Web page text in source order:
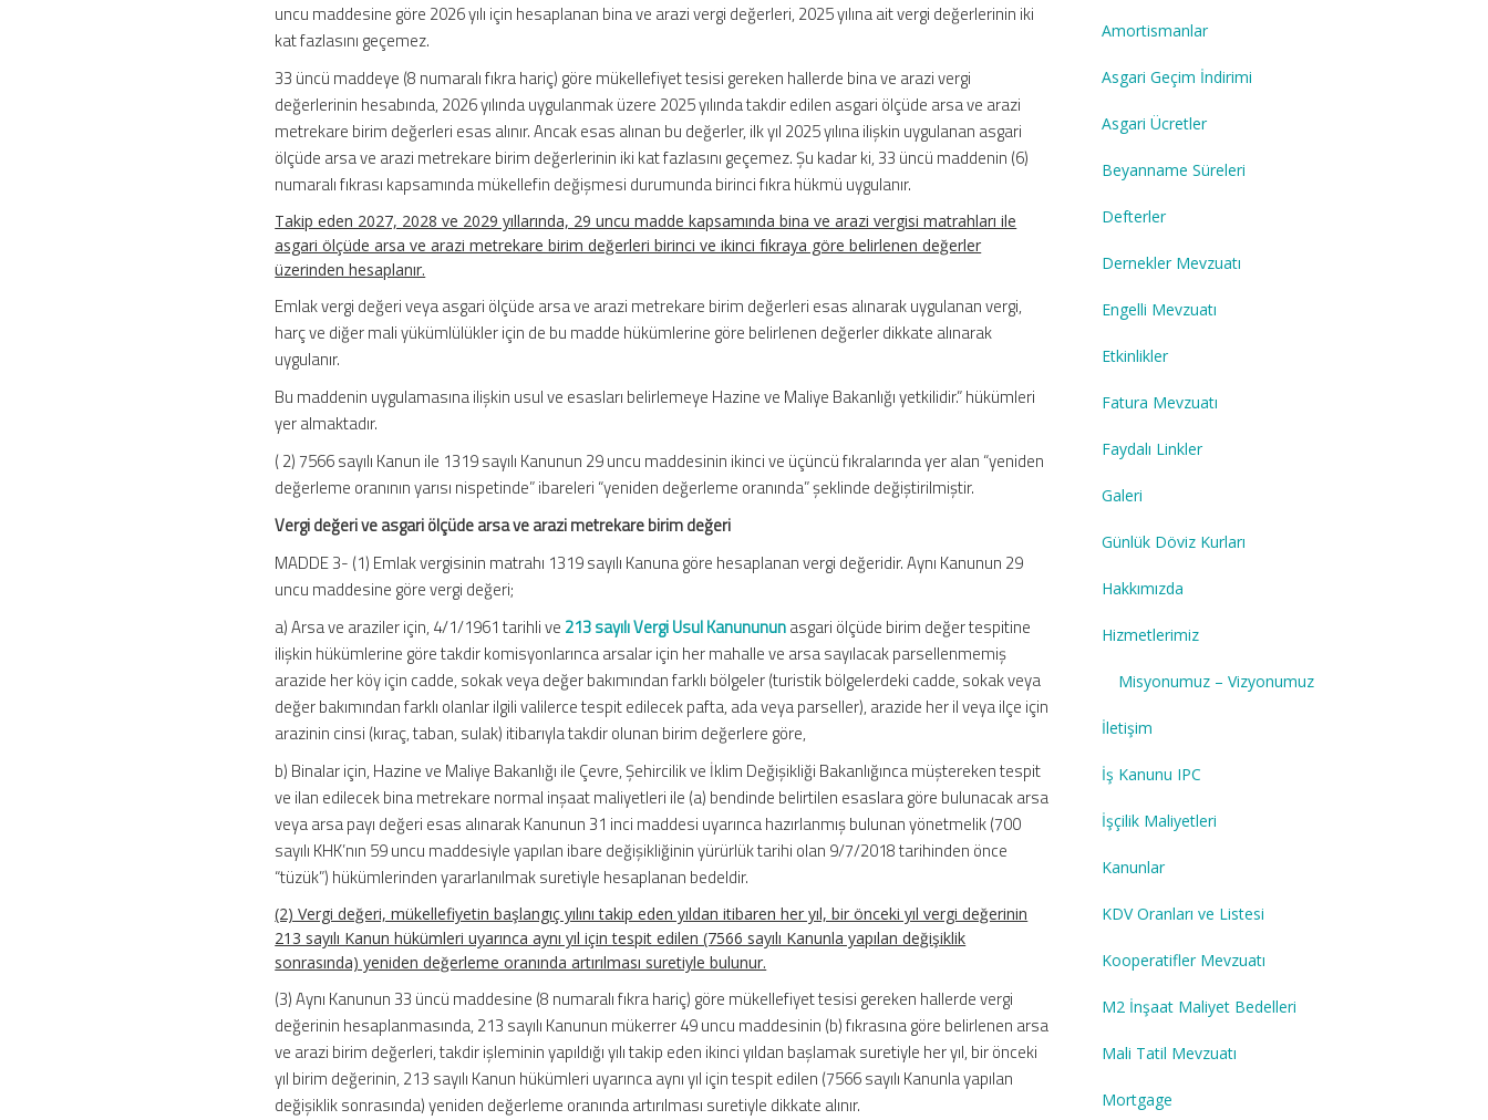
uncu maddesine göre 2026 yılı için hesaplanan bina ve arazi vergi değerleri, 2025 yılına ait vergi değerlerinin iki
kat fazlasını geçemez.
33 üncü maddeye (8 numaralı fıkra hariç) göre mükellefiyet tesisi gereken hallerde bina ve arazi vergi
değerlerinin hesabında, 2026 yılında uygulanmak üzere 2025 yılında takdir edilen asgari ölçüde arsa ve arazi
metrekare birim değerleri esas alınır. Ancak esas alınan bu değerler, ilk yıl 2025 yılına ilişkin uygulanan asgari
ölçüde arsa ve arazi metrekare birim değerlerinin iki kat fazlasını geçemez. Şu kadar ki, 33 üncü maddenin (6)
numaralı fıkrası kapsamında mükellefin değişmesi durumunda birinci fıkra hükmü uygulanır.
Takip eden 2027, 2028 ve 2029 yıllarında, 29 uncu madde kapsamında bina ve arazi vergisi matrahları ile
asgari ölçüde arsa ve arazi metrekare birim değerleri birinci ve ikinci fıkraya göre belirlenen değerler
üzerinden hesaplanır.
Emlak vergi değeri veya asgari ölçüde arsa ve arazi metrekare birim değerleri esas alınarak uygulanan vergi,
harç ve diğer mali yükümlülükler için de bu madde hükümlerine göre belirlenen değerler dikkate alınarak
uygulanır.
Bu maddenin uygulamasına ilişkin usul ve esasları belirlemeye Hazine ve Maliye Bakanlığı yetkilidir.” hükümleri
yer almaktadır.
( 2) 7566 sayılı Kanun ile 1319 sayılı Kanunun 29 uncu maddesinin ikinci ve üçüncü fıkralarında yer alan “yeniden
değerleme oranının yarısı nispetinde” ibareleri “yeniden değerleme oranında” şeklinde değiştirilmiştir.
Vergi değeri ve asgari ölçüde arsa ve arazi metrekare birim değeri
MADDE 3- (1) Emlak vergisinin matrahı 1319 sayılı Kanuna göre hesaplanan vergi değeridir. Aynı Kanunun 29
uncu maddesine göre vergi değeri;
a) Arsa ve araziler için, 4/1/1961 tarihli ve 213 sayılı Vergi Usul Kanunununasgari ölçüde birim değer tespitine
ilişkin hükümlerine göre takdir komisyonlarınca arsalar için her mahalle ve arsa sayılacak parsellenmemiş
arazide her köy için cadde, sokak veya değer bakımından farklı bölgeler (turistik bölgelerdeki cadde, sokak veya
değer bakımından farklı olanlar ilgili valilerce tespit edilecek pafta, ada veya parseller), arazide her il veya ilçe için
arazinin cinsi (kıraç, taban, sulak) itibarıyla takdir olunan birim değerlere göre,
b) Binalar için, Hazine ve Maliye Bakanlığı ile Çevre, Şehircilik ve İklim Değişikliği Bakanlığınca müştereken tespit
ve ilan edilecek bina metrekare normal inşaat maliyetleri ile (a) bendinde belirtilen esaslara göre bulunacak arsa
veya arsa payı değeri esas alınarak Kanunun 31 inci maddesi uyarınca hazırlanmış bulunan yönetmelik (700
sayılı KHK’nın 59 uncu maddesiyle yapılan ibare değişikliğinin yürürlük tarihi olan 9/7/2018 tarihinden önce
“tüzük”) hükümlerinden yararlanılmak suretiyle hesaplanan bedeldir.
(2) Vergi değeri, mükellefiyetin başlangıç yılını takip eden yıldan itibaren her yıl, bir önceki yıl vergi değerinin
213 sayılı Kanun hükümleri uyarınca aynı yıl için tespit edilen (7566 sayılı Kanunla yapılan değişiklik
sonrasında) yeniden değerleme oranında artırılması suretiyle bulunur.
(3) Aynı Kanunun 33 üncü maddesine (8 numaralı fıkra hariç) göre mükellefiyet tesisi gereken hallerde vergi
değerinin hesaplanmasında, 213 sayılı Kanunun mükerrer 49 uncu maddesinin (b) fıkrasına göre belirlenen arsa
ve arazi birim değerleri, takdir işleminin yapıldığı yılı takip eden ikinci yıldan başlamak suretiyle her yıl, bir önceki
yıl birim değerinin, 213 sayılı Kanun hükümleri uyarınca aynı yıl için tespit edilen (7566 sayılı Kanunla yapılan
değişiklik sonrasında) yeniden değerleme oranında artırılması suretiyle dikkate alınır.
Amortismanlar
Asgari Geçim İndirimi
Asgari Ücretler
Beyanname Süreleri
Defterler
Dernekler Mevzuatı
Engelli Mevzuatı
Etkinlikler
Fatura Mevzuatı
Faydalı Linkler
Galeri
Günlük Döviz Kurları
Hakkımızda
Hizmetlerimiz
Misyonumuz – Vizyonumuz
İletişim
İş Kanunu IPC
İşçilik Maliyetleri
Kanunlar
KDV Oranları ve Listesi
Kooperatifler Mevzuatı
M2 İnşaat Maliyet Bedelleri
Mali Tatil Mevzuatı
Mortgage